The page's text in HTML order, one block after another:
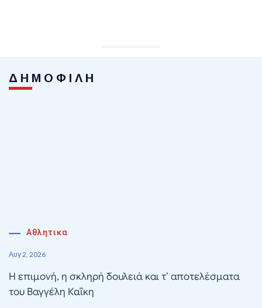
ΔΗΜΟΦΙΛΗ
Αθλητικα
Αυγ 2, 2026
Η επιμονή, η σκληρή δουλειά και τ’ αποτελέσματα
του Βαγγέλη Καΐκη